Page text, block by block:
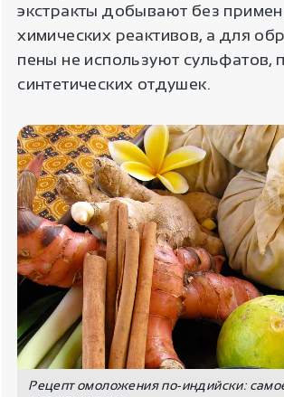
экстракты добывают без
химических реактивов, а для
пены не используют сульфатов,
синтетических отдушек.
Рецепт омоложения по-индийски: